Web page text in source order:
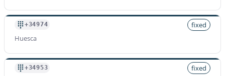
+34974
fixed
Huesca
+34953
fixed